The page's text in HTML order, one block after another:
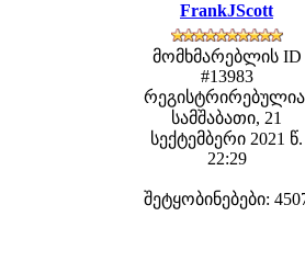
FrankJScott
მომხმარებლის ID
#13983
სამშაბათი, 21
სექტემბერი 2021 წ.
22:29
შეტყობინებები: